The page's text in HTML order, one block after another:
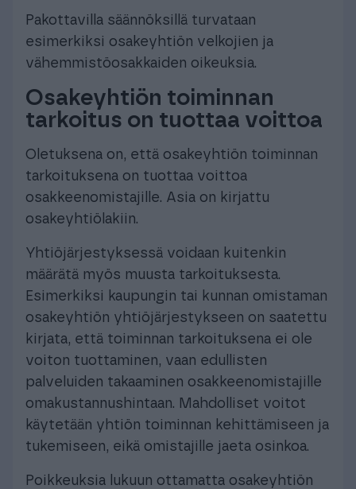
Pakottavilla säännöksillä turvataan
esimerkiksi osakeyhtiön velkojien ja
vähemmistöosakkaiden oikeuksia.
Osakeyhtiön toiminnan
tarkoitus on tuottaa voittoa
Oletuksena on, että osakeyhtiön toiminnan
tarkoituksena on tuottaa voittoa
osakkeenomistajille. Asia on kirjattu
osakeyhtiölakiin.
Yhtiöjärjestyksessä voidaan kuitenkin
määrätä myös muusta tarkoituksesta.
Esimerkiksi kaupungin tai kunnan omistaman
osakeyhtiön yhtiöjärjestykseen on saatettu
kirjata, että toiminnan tarkoituksena ei ole
voiton tuottaminen, vaan edullisten
palveluiden takaaminen osakkeenomistajille
omakustannushintaan. Mahdolliset voitot
käytetään yhtiön toiminnan kehittämiseen ja
tukemiseen, eikä omistajille jaeta osinkoa.
Poikkeuksia lukuun ottamatta osakeyhtiön